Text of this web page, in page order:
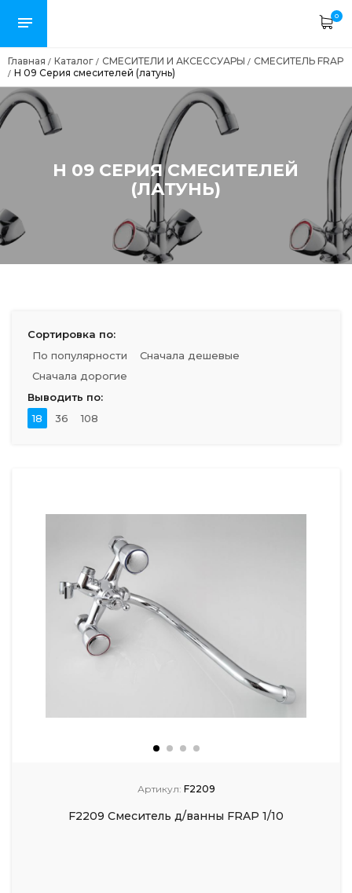
0
Главная / Каталог / СМЕСИТЕЛИ И АКСЕССУАРЫ / СМЕСИТЕЛЬ FRAP
/ H 09 Серия смесителей (латунь)
H 09 СЕРИЯ СМЕСИТЕЛЕЙ
(ЛАТУНЬ)
Сортировка по:
По популярности
Сначала дешевые
Сначала дорогие
Выводить по:
18
36 108
Артикул: F2209
F2209 Смеситель д/ванны FRAP 1/10